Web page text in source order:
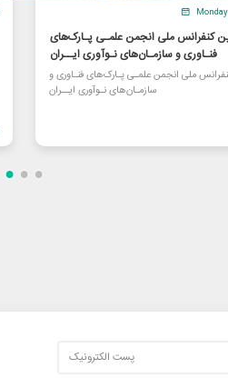
کنفرانس ملی انجمن علمـی پـارک‌های
فنـاوری و سازمـان‌های نـوآوری ایــران
ملی انجمن علمـی پـارک‌های فنـاوری و
سازمـان‌های نـوآوری ایــران